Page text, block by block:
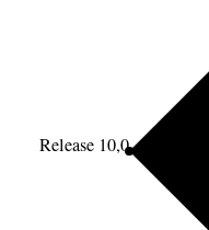
Release 10,0